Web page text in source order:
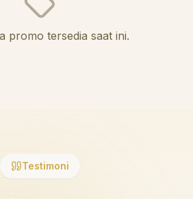
promo tersedia saat ini.
Testimoni